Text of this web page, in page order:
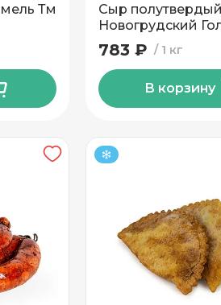
Тм
Сыр
Новогрудский
Новогрудские
1 кг
783 ₽
В корзину